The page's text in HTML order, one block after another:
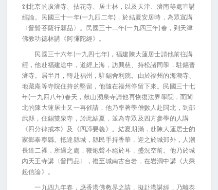
到北京的廣濟寺、拈花寺、居士林，以及天津、濟南等處宣講
經論。民國三十一年(一九四二年)，於結夏安居時，為眾宣講
〈普賢菩薩行願品〉。民國三十二年(一九四三年)春，到天津
佛教功德林講《阿彌陀經》。
民國三十六年(一九四七年)，福建陳大蓮居士請他前往講
經，他赴福建途中，道經上海，訪興慈、持松諸同學，駐錫普
濟寺。居半月，轉赴福州，駐錫舍利院。由於福州的海潮寺、
地藏庵等寺院住持的堅留，他隨在福州停留下來。民國三十七
年(一九四八年)春天，鼓山湧泉寺請他再恢復法界學院，而閩
北的陳大蓮居士又一再催請，他乃率著學僧數人赴閩北，到邵
武縣，住錫雙泉寺，於此結夏，並為寺眾及四方參學的人講
《四分律戒本》及《四諦要義》。結夏期滿，赴陳大蓮居士的
家鄉泰寧縣。抵達縣城，縣民手持香華，迎之於城郊外，人潮
長達二裡，所過之處，鞭炮聲不絕於耳，盛況空前。他乃於城
內天王寺講〈普門品〉，複至城南古台岩，在岩洞中講《大乘
起信論》。
一九四九年春，應香港佛教界之請，擬赴港講經，乃離泰